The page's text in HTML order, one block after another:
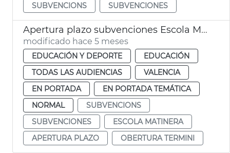
SUBVENCIONS
SUBVENCIONES
Apertura plazo subvenciones Escola Matinera València
modificado hace 5 meses
EDUCACIÓN Y DEPORTE
EDUCACIÓN
TODAS LAS AUDIENCIAS
VALENCIA
EN PORTADA
EN PORTADA TEMÁTICA
NORMAL
SUBVENCIONS
SUBVENCIONES
ESCOLA MATINERA
APERTURA PLAZO
OBERTURA TERMINI